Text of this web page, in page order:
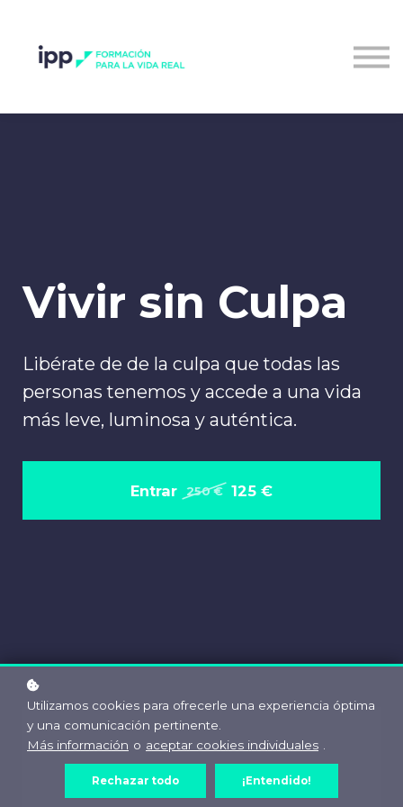
Vivir sin Culpa
Libérate de de la culpa que todas las
personas tenemos y accede a una vida
más leve, luminosa y auténtica.
Entrar 250 € 125 €
Utilizamos cookies para ofrecerle una experiencia óptima
y una comunicación pertinente.
Más información o aceptar cookies individuales
Rechazar todo ¡Entendido!